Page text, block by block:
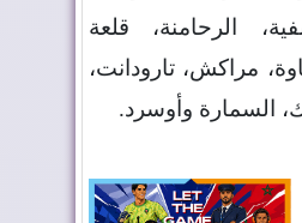
الرحامنة، قلعة
مراكش، تارودانت،
السمارة وأوسرد.